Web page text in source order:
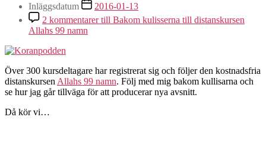
Inläggsdatum
2016-01-13
2 kommentarertill Bakom kulisserna till distanskursen
Allahs 99 namn
Över 300 kursdeltagare har registrerat sig och följer den kostnadsfria
distanskursen Allahs 99 namn. Följ med mig bakom kullisarna och
se hur jag går tillväga för att producerar nya avsnitt.
Då kör vi…